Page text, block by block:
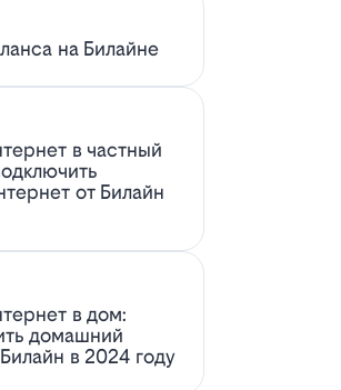
на Билайне
в частный
от Билайн
в дом:
домашний
в 2024 году